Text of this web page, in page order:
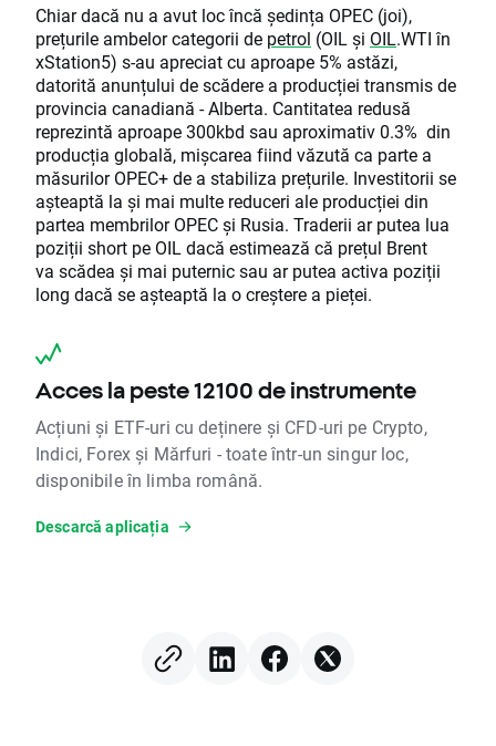
Chiar dacă nu a avut loc încă ședința OPEC (joi),
prețurile ambelor categorii de petrol (OIL și OIL.WTI în
xStation5) s-au apreciat cu aproape 5% astăzi,
datorită anunțului de scădere a producției transmis de
provincia canadiană - Alberta. Cantitatea redusă
reprezintă aproape 300kbd sau aproximativ 0.3% din
producția globală, mișcarea fiind văzută ca parte a
măsurilor OPEC+ de a stabiliza prețurile. Investitorii se
așteaptă la și mai multe reduceri ale producției din
partea membrilor OPEC și Rusia. Traderii ar putea lua
poziții short pe OIL dacă estimează că prețul Brent
va scădea și mai puternic sau ar putea activa poziții
long dacă se așteaptă la o creștere a pieței.
Acces la peste 12100 de instrumente
Acțiuni și ETF-uri cu deținere și CFD-uri pe Crypto,
Indici, Forex și Mărfuri - toate într-un singur loc,
disponibile în limba română.
Descarcă aplicația